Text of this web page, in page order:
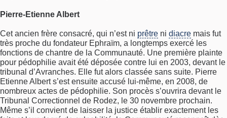
Pierre-Etienne Albert
Cet ancien frère consacré, qui n’est ni prêtre ni diacre mais fut
très proche du fondateur Ephraïm, a longtemps exercé les
fonctions de chantre de la Communauté. Une première plainte
pour pédophilie avait été déposée contre lui en 2003, devant le
tribunal d’Avranches. Elle fut alors classée sans suite. Pierre
Etienne Albert s’est ensuite accusé lui-même, en 2008, de
nombreux actes de pédophilie. Son procès s’ouvrira devant le
Tribunal Correctionnel de Rodez, le 30 novembre prochain.
Même s’il convient de laisser la justice établir exactement les